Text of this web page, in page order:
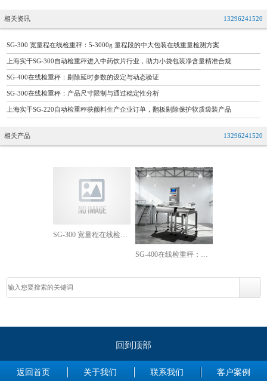
相关资讯 13296241520
SG-300 宽量程在线检重秤：5-3000g 量程段的中大包装在线重量检测方案
上海实干SG-300自动检重秤进入中药饮片行业，助力小袋包装净含量精准合规
SG-400在线检重秤：剔除延时参数的设定与动态验证
SG-300在线检重秤：产品尺寸限制与通过稳定性分析
上海实干SG-220自动检重秤获颜料生产企业订单，翻板剔除保护软质袋装产品
相关产品 13296241520
SG-300 宽量程在线检重秤：5-3000g 量程段的中大包装在线重量检测方案
SG-400在线检重秤：剔除延时参数的设定与动态验证
回到顶部
返回首页 关于我们 联系我们 客户案例